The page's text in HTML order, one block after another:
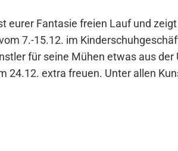
eurer Fantasie freien Lauf und
7.-15.12. im
für seine Mühen etwas aus
24.12. extra freuen. Unter allen